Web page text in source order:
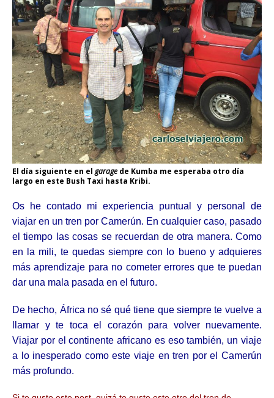
El día siguiente en el garage de Kumba me esperaba otro día
largo en este Bush Taxi hasta Kribi.
Os he contado mi experiencia puntual y personal de
viajar en un tren por Camerún. En cualquier caso, pasado
el tiempo las cosas se recuerdan de otra manera. Como
en la mili, te quedas siempre con lo bueno y adquieres
más aprendizaje para no cometer errores que te puedan
dar una mala pasada en el futuro.
De hecho, África no sé qué tiene que siempre te vuelve a
llamar y te toca el corazón para volver nuevamente.
Viajar por el continente africano es eso también, un viaje
a lo inesperado como este viaje en tren por el Camerún
más profundo.